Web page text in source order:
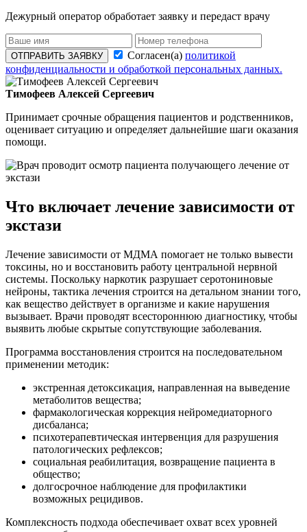
Дежурный оператор обработает заявку и передаст врачу
ОТПРАВИТЬ ЗАЯВКУ Согласен(а) политикой
конфиденциальности и обработкой персональных данных.
Тимофеев Алексей Сергеевич
Принимает срочные обращения пациентов и родственников,
оценивает ситуацию и определяет дальнейшие шаги оказания
помощи.
Что включает лечение зависимости от
экстази
Лечение зависимости от МДМА помогает не только вывести
токсины, но и восстановить работу центральной нервной
системы. Поскольку наркотик разрушает серотониновые
нейроны, тактика лечения строится на детальном знании того,
как вещество действует в организме и какие нарушения
вызывает. Врачи проводят всестороннюю диагностику, чтобы
выявить любые скрытые сопутствующие заболевания.
Программа восстановления строится на последовательном
применении методик:
экстренная детоксикация, направленная на выведение
метаболитов вещества;
фармакологическая коррекция нейромедиаторного
дисбаланса;
психотерапевтическая интервенция для разрушения
патологических рефлексов;
социальная реабилитация, возвращение пациента в
общество;
долгосрочное наблюдение для профилактики
возможных рецидивов.
Комплексность подхода обеспечивает охват всех уровней